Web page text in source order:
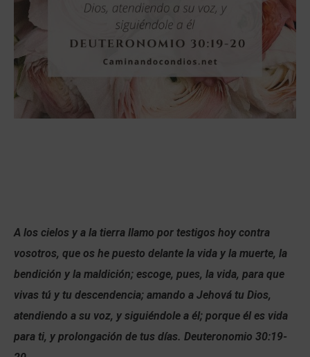
A los cielos y a la tierra llamo por testigos hoy contra
vosotros, que os he puesto delante la vida y la muerte, la
bendición y la maldición; escoge, pues, la vida, para que
vivas tú y tu descendencia; amando a Jehová tu Dios,
atendiendo a su voz, y siguiéndole a él; porque él es vida
para ti, y prolongación de tus días. Deuteronomio 30:19-